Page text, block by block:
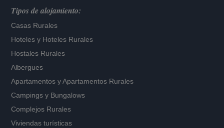
Tipos de alojamiento:
Casas Rurales
Hoteles y Hoteles Rurales
Hostales Rurales
Albergues
Apartamentos yApartamentos Rurales
Campings y Bungalows
Complejos Rurales
Viviendas turísticas